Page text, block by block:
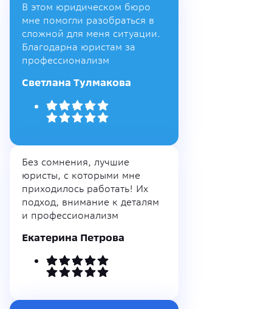
В этом юридическом бюро
мне помогли разобраться в
сложной для меня ситуации.
Благодарна юристам за
профессионализм
Светлана Тулмакова
Без сомнения, лучшие
юристы, с которыми мне
приходилось работать! Их
подход, внимание к деталям
и профессионализм
Екатерина Петрова